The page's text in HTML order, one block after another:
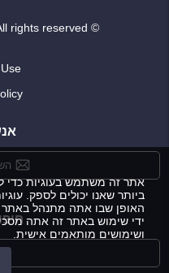
© Emirates.Estate 2026. All rights reserved.
אתר זה משתמש בעוגיות כדי
ביותר שאנו יכולים לספק.
האופן שבו אתה מתנהל באתר
ידי שימוש באתר זה אתה
ושימושים מותאמים אישית.